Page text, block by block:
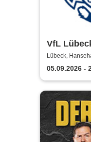
VfL
Handball
2026/2027
Lübeck,
05.09.2026 -